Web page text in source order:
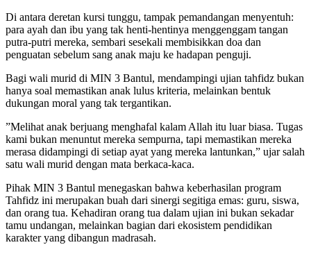
​Di antara deretan kursi tunggu, tampak pemandangan menyentuh:
para ayah dan ibu yang tak henti-hentinya menggenggam tangan
putra-putri mereka, sembari sesekali membisikkan doa dan
penguatan sebelum sang anak maju ke hadapan penguji.
​Bagi wali murid di MIN 3 Bantul, mendampingi ujian tahfidz bukan
hanya soal memastikan anak lulus kriteria, melainkan bentuk
dukungan moral yang tak tergantikan.
​”Melihat anak berjuang menghafal kalam Allah itu luar biasa. Tugas
kami bukan menuntut mereka sempurna, tapi memastikan mereka
merasa didampingi di setiap ayat yang mereka lantunkan,” ujar salah
satu wali murid dengan mata berkaca-kaca.
​Pihak MIN 3 Bantul menegaskan bahwa keberhasilan program
Tahfidz ini merupakan buah dari sinergi segitiga emas: guru, siswa,
dan orang tua. Kehadiran orang tua dalam ujian ini bukan sekadar
tamu undangan, melainkan bagian dari ekosistem pendidikan
karakter yang dibangun madrasah.